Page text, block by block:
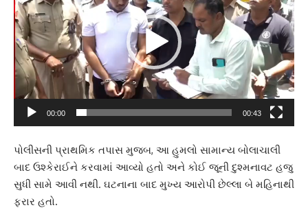
00:00 00:43
પોલીસની પ્રાથમિક તપાસ મુજબ, આ હુમલો સામાન્ય બોલાચાલી
બાદ ઉશ્કેરાઈને કરવામાં આવ્યો હતો અને કોઈ જૂની દુશ્મનાવટ હજુ
સુધી સામે આવી નથી. ઘટનાના બાદ મુખ્ય આરોપી છેલ્લા બે મહિનાથી
ફરાર હતો.